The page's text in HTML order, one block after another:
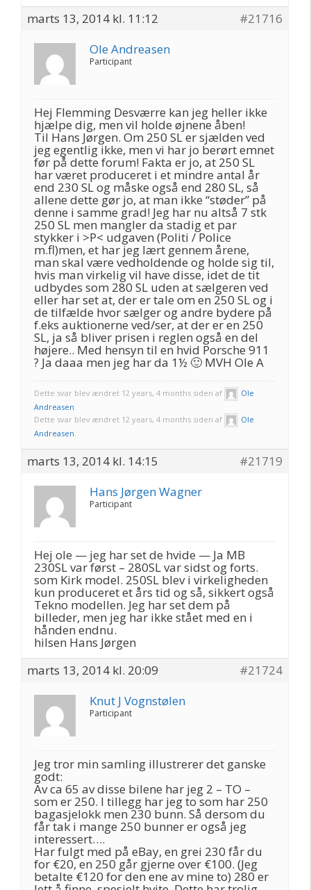
marts 13, 2014 kl. 11:12
#21716
Ole Andreasen
Participant
Hej Flemming Desværre kan jeg heller ikke
hjælpe dig, men vil holde øjnene åben!
Til Hans Jørgen. Om 250 SL er sjælden ved
jeg egentlig ikke, men vi har jo berørt emnet
før på dette forum! Fakta er jo, at 250 SL
har været produceret i et mindre antal år
end 230 SL og måske også end 280 SL, så
allene dette gør jo, at man ikke “støder” på
denne i samme grad! Jeg har nu altså 7 stk
250 SL men mangler da stadig et par
stykker i >P< udgaven (Politi / Police
m.fl)men, et har jeg lært gennem årene,
man skal være vedholdende og holde sig til,
hvis man virkelig vil have disse, idet de tit
udbydes som 280 SL uden at sælgeren ved
eller har set at, der er tale om en 250 SL og i
de tilfælde hvor sælger og andre bydere på
f.eks auktionerne ved/ser, at der er en 250
SL, ja så bliver prisen i reglen også en del
højere.. Med hensyn til en hvid Porsche 911
? Ja daaa men jeg har da 1½ 🙂 MVH Ole A
Dette svar blev ændret 12 years, 4 months siden af
Ole
Andreasen.
Dette svar blev ændret 12 years, 4 months siden af
Ole
Andreasen.
marts 13, 2014 kl. 14:15
#21719
Hans Jørgen Wagner
Participant
Hej ole — jeg har set de hvide — Ja MB
230SL var først – 280SL var sidst og forts.
som Kirk model. 250SL blev i virkeligheden
kun produceret et års tid og så, sikkert også
Tekno modellen. Jeg har set dem på
billeder, men jeg har ikke stået med en i
hånden endnu.
hilsen Hans Jørgen
marts 13, 2014 kl. 20:09
#21724
Knut J Vognstølen
Participant
Jeg tror min samling illustrerer det ganske
godt:
Av ca 65 av disse bilene har jeg 2 – TO –
som er 250. I tillegg har jeg to som har 250
bagasjelokk men 230 bunn. Så dersom du
får tak i mange 250 bunner er også jeg
interessert….
Har fulgt med på eBay, en grei 230 får du
for €20, en 250 går gjerne over €100. (Jeg
betalte €120 for den ene av mine to) 280 er